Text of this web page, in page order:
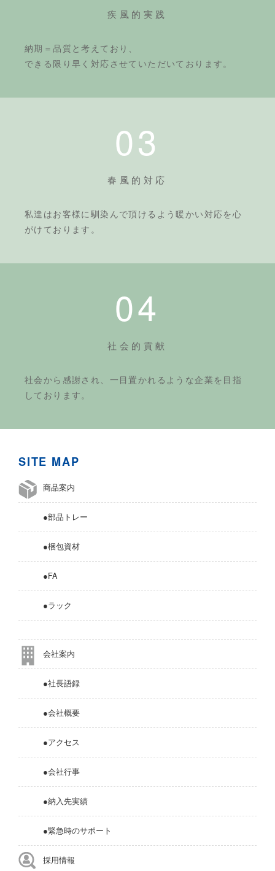
疾風的実践
納期＝品質と考えており、
できる限り早く対応させていただいております。
03
春風的対応
私達はお客様に馴染んで頂けるよう暖かい対応を心
がけております。
04
社会的貢献
社会から感謝され、一目置かれるような企業を目指
しております。
SITE MAP
商品案内
●部品トレー
●梱包資材
●FA
●ラック
会社案内
●社長語録
●会社概要
●アクセス
●会社行事
●納入先実績
●緊急時のサポート
採用情報